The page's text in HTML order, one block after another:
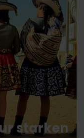
starken